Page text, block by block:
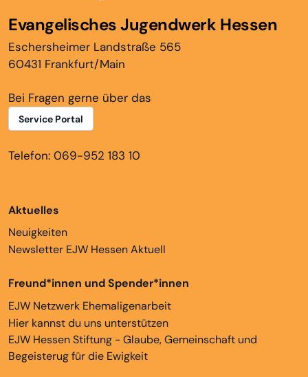
Evangelisches Jugendwerk Hessen
Eschersheimer Landstraße 565
60431 Frankfurt/Main
Bei Fragen gerne über das
Service Portal
Telefon: 069-952 183 10
Aktuelles
Neuigkeiten
Newsletter EJW Hessen Aktuell
Freund*innen und Spender*innen
EJW Netzwerk Ehemaligenarbeit
Hier kannst du uns unterstützen
EJW Hessen Stiftung - Glaube, Gemeinschaft und
Begeisterug für die Ewigkeit